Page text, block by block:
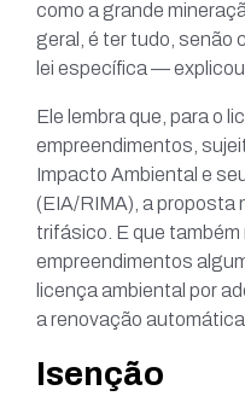
como a grande
geral, é ter tudo, senão
lei específica — explicou.
Ele lembra que, para o
empreendimentos,
Impacto Ambiental e
(EIA/RIMA), a proposta
trifásico. E que
empreendimentos
licença ambiental por
a renovação automática.
Isenção